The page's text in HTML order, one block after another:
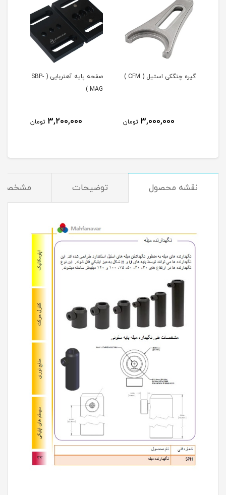
گیره چنگکی استیل ( CFM )
3,000,000 تومان
صفحه پایه آهنربایی ( SBP-
MAG )
3,200,000 تومان
نقشه محصول توضیحات